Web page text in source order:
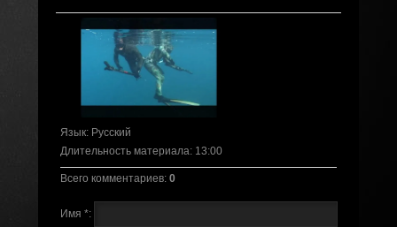
Язык: Русский
Длительность материала: 13:00
Всего комментариев: 0
Имя *: